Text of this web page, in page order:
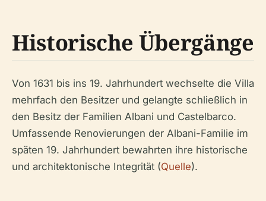
Historische Übergänge
Von 1631 bis ins 19. Jahrhundert wechselte die Villa
mehrfach den Besitzer und gelangte schließlich in
den Besitz der Familien Albani und Castelbarco.
Umfassende Renovierungen der Albani-Familie im
späten 19. Jahrhundert bewahrten ihre historische
und architektonische Integrität (Quelle).